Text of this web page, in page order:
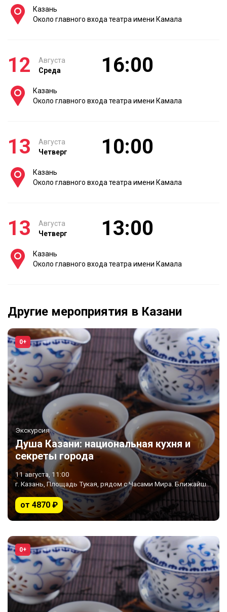
Казань
Около главного входа театра имени Камала
12
Августа
Среда
16:00
Казань
Около главного входа театра имени Камала
13
Августа
Четверг
10:00
Казань
Около главного входа театра имени Камала
13
Августа
Четверг
13:00
Казань
Около главного входа театра имени Камала
Другие мероприятия в Казани
0+
Экскурсия
Душа Казани: национальная кухня и
секреты города
11 августа, 11:00
г. Казань, Площадь Тукая, рядом с Часами Мира. Ближайшее метро «Площадь Тукая»
от 4870 ₽
0+